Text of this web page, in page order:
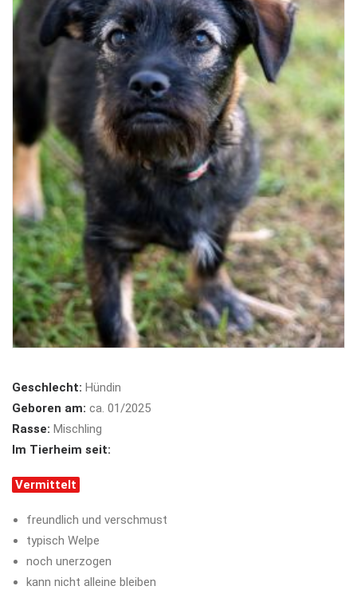
Geschlecht: Hündin
Geboren am: ca. 01/2025
Rasse: Mischling
Im Tierheim seit:
Vermittelt
freundlich und verschmust
typisch Welpe
noch unerzogen
kann nicht alleine bleiben